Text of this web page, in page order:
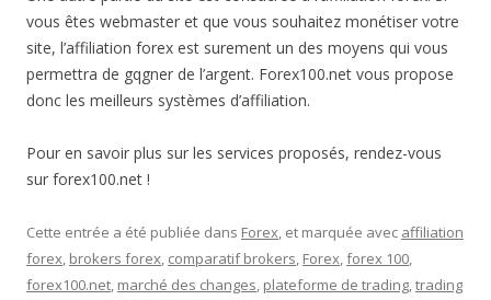
vous êtes webmaster et que vous souhaitez monétiser votre
site, l’affiliation forex est surement un des moyens qui vous
permettra de gqgner de l’argent. Forex100.net vous propose
donc les meilleurs systèmes d’affiliation.
Pour en savoir plus sur les services proposés, rendez-vous
sur forex100.net !
Cette entrée a été publiée dans Forex, et marquée avec affiliation
forex, brokers forex, comparatif brokers, Forex,forex 100,
forex100.net, marché des changes, plateforme de trading,trading